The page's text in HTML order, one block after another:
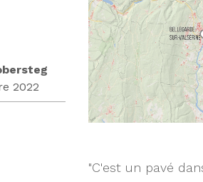
2022
"C'est un pavé